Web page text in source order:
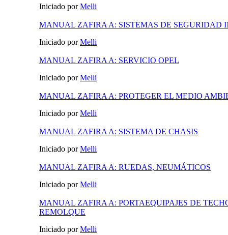
Iniciado porMelli
MANUAL ZAFIRA A: SISTEMAS DE SEGURIDAD
Iniciado porMelli
MANUAL ZAFIRA A: SERVICIO OPEL
Iniciado porMelli
MANUAL ZAFIRA A: PROTEGER EL MEDIO
Iniciado porMelli
MANUAL ZAFIRA A: SISTEMA DE CHASIS
Iniciado porMelli
MANUAL ZAFIRA A: RUEDAS, NEUMÁTICOS
Iniciado porMelli
MANUAL ZAFIRA A: PORTAEQUIPAJES DE
REMOLQUE
Iniciado porMelli